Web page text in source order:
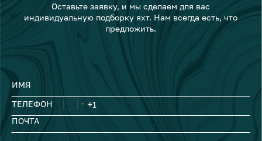
Оставьте заявку, и мы сделаем для вас
индивидуальную подборку яхт. Нам всегда есть, что
предложить.
ИМЯ
ТЕЛЕФОН
ПОЧТА